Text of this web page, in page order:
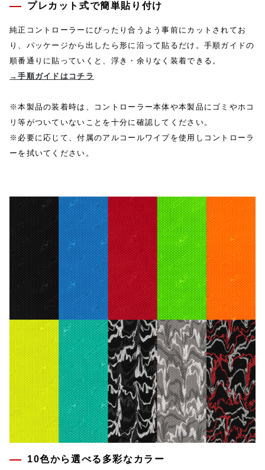
プレカット式で簡単貼り付け
純正コントローラーにぴったり合うよう事前にカットされてお
り、パッケージから出したら形に沿って貼るだけ。手順ガイドの
順番通りに貼っていくと、浮き・余りなく装着できる。
→手順ガイドはコチラ
※本製品の装着時は、コントローラー本体や本製品にゴミやホコ
リ等がついていないことを十分に確認してください。
※必要に応じて、付属のアルコールワイプを使用しコントローラ
ーを拭いてください。
10色から選べる多彩なカラー